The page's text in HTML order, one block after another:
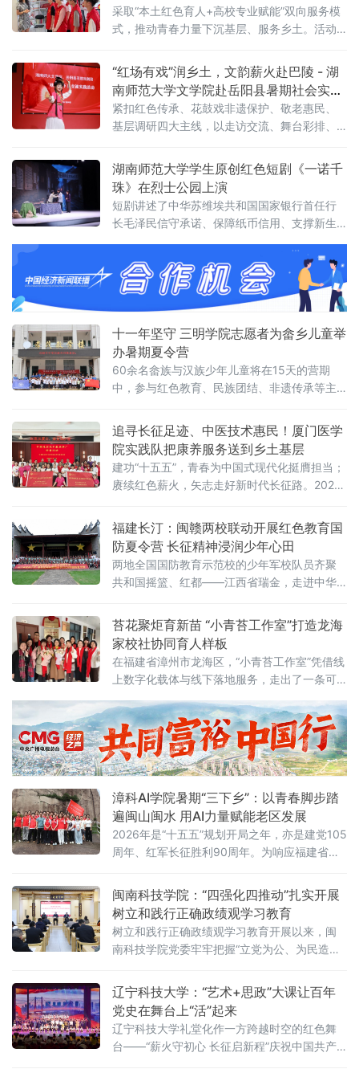
保障等关键环节展开。活动当天，心语智培
采取“本土红色育人+高校专业赋能”双向服务模
式，推动青春力量下沉基层、服务乡土。活动
志愿者举办红色文化专题宣讲，系统介绍当地
红色历史渊源、革命先辈奋斗经历及本
“红场有戏”润乡土，文韵薪火赴巴陵 - 湖
南师范大学文学院赴岳阳县暑期社会实践
纪实
紧扣红色传承、花鼓戏非遗保护、敬老惠民、
基层调研四大主线，以走访交流、舞台彩排、
多元形式，将文学院青年的专业所长落地县域
基层。两日行程充实有序，全程由岳阳县文化
馆统筹场地、物
湖南师范大学学生原创红色短剧《一诺千
珠》在烈士公园上演
短剧讲述了中华苏维埃共和国国家银行首任行
长毛泽民信守承诺、保障纸币信用、支撑新生
公园工作人员反复对接，逐项调试灯光和收音
设备，对台词和肢体动作进行多轮打磨。正式
开演时，现场观众
十一年坚守 三明学院志愿者为畲乡儿童举
办暑期夏令营
60余名畲族与汉族少年儿童将在15天的营期
中，参与红色教育、民族团结、非遗传承等主
行。孩子们在“正衣冠”“拜师礼”中端正仪容，
在“朱砂启智”“开笔礼”和齐诵《弟子规》中感受
传统文化。志愿服务队还将今年筹集善款购
追寻长征足迹、中医技术惠民！厦门医学
院实践队把康养服务送到乡土基层
建功“十五五”，青春为中国式现代化挺膺担当；
赓续红色薪火，矢志走好新时代长征路。2026
安县沙建镇作为厦门医学院院地共建实践基
地，是学校常态化实践育人、服务基层的重要
平台。7月11日，厦门医学院康复专业志愿服务
队联合校推拿协会，共同组建“丹心弘医，厦沙
同行”实践队，奔赴华安县沙建镇开展暑期“三下
福建长汀：闽赣两校联动开展红色教育国
防夏令营 长征精神浸润少年心田
两地全国国防教育示范校的少年军校队员齐聚
共和国摇篮、红都——江西省瑞金，走进中华
踏寻革命足迹、感悟苏区精神、锤炼国防素
养，深化青少年国防教育，开启了一场沉浸式
红色
苔花聚炬育新苗 “小青苔工作室”打造龙海
家校社协同育人样板
在福建省漳州市龙海区，“小青苔工作室”凭借线
上数字化载体与线下落地服务，走出了一条可
区域家庭教育与思政育人的亮眼品牌。工作室
以同名微信公众号为数字化育人主阵地，开设
道德与法治学科教研、家庭教育指导、教师成
长感悟等特色板块。自2024年11月起，固定每
上
漳科AI学院暑期“三下乡”：以青春脚步踏
遍闽山闽水 用AI力量赋能老区发展
2026年是“十五五”规划开局之年，亦是建党105
周年、红军长征胜利90周年。为响应福建省暑
组建实践团，奔赴漳州云霄、平和多地开展暑
期“三下乡”社会实践活动。学子们追寻红色足
迹、深耕基层服务、发挥专业优势、厚植家国
情怀，以青春实干践行使命担当，用AI科创力量
赋能基层发展。溯源红色根脉 励志前行传承革
闽南科技学院：“四强化四推动”扎实开展
树立和践行正确政绩观学习教育
树立和践行正确政绩观学习教育开展以来，闽
南科技学院党委牢牢把握“立党为公、为民造
一体推进，紧密结合学校实际，精心组织实
施，通过“四强化四推动”确保学习教育扎实有序
开展，以良好的学习教育成效凝聚干事创业合
力。
辽宁科技大学：“艺术+思政”大课让百年
党史在舞台上“活”起来
辽宁科技大学礼堂化作一方跨越时空的红色舞
台——“薪火守初心 长征启新程”庆祝中国共产